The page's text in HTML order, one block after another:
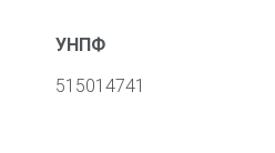
УНПФ
515014741